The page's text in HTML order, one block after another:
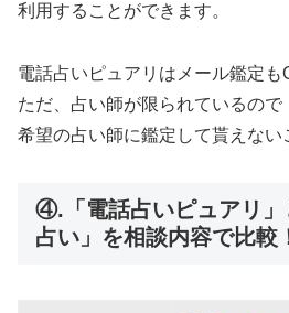
利用することができます。
電話占いピュアリはメール鑑定も
ただ、占い師が限られているので
希望の占い師に鑑定して貰えな
④.「電話占いピュアリ」
占い」を相談内容で比較